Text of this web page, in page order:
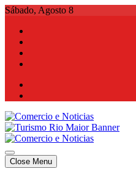
Skip
content
Sábado, Agosto 8
Comercio e Noticias
Notícias e Publicidade Online
Comercio e Noticias
Notícias e Publicidade Online
Close Menu